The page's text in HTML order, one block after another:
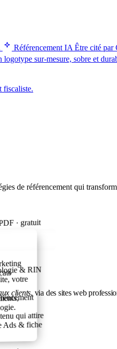
Référencement IA Être cité par
logotype sur-mesure, sobre et
fiscaliste.
de référencement qui
& RIN
votre
qui attire
Ads & fiche
avons
vous.
→
PDF · gratuit
clients, via des sites web